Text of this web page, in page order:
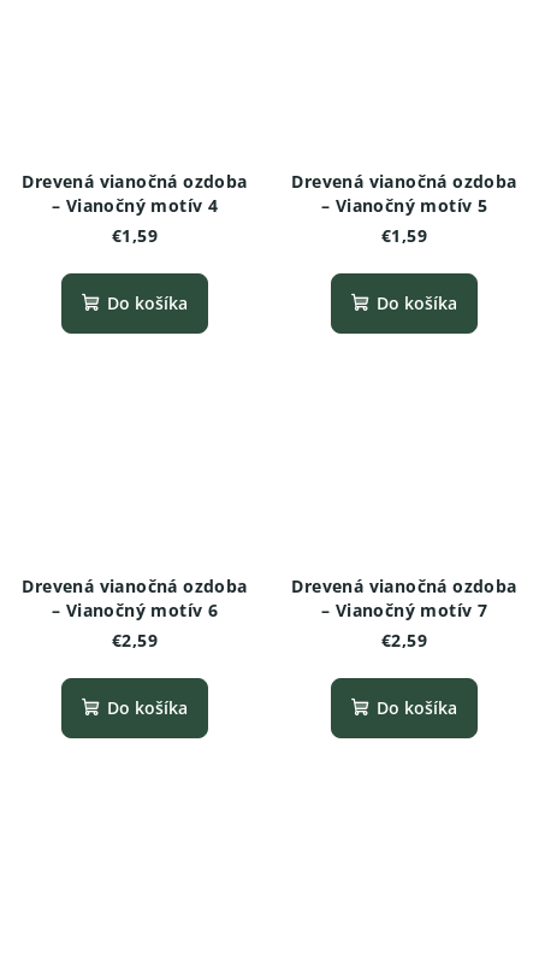
Drevená vianočná ozdoba
– Vianočný motív 4
€1,59
Do košíka
Drevená vianočná ozdoba
– Vianočný motív 5
€1,59
Do košíka
Drevená vianočná ozdoba
– Vianočný motív 6
€2,59
Do košíka
Drevená vianočná ozdoba
– Vianočný motív 7
€2,59
Do košíka